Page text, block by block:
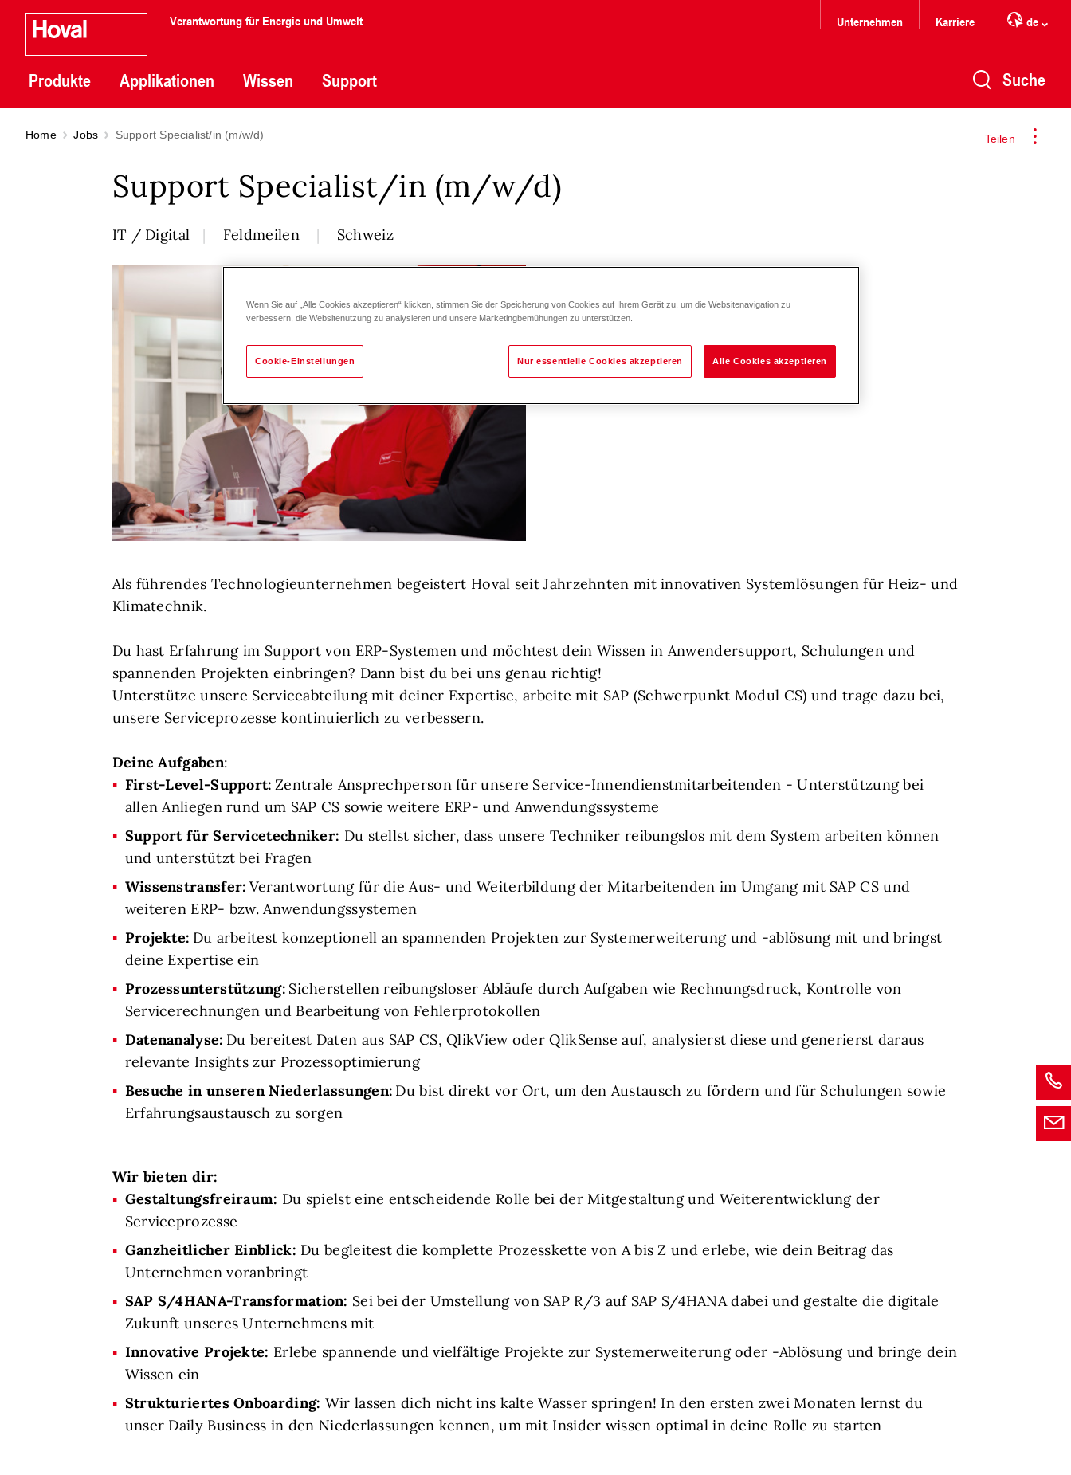
Verantwortung für Energie und Umwelt
Produkte Applikationen Wissen Support
Unternehmen Karriere de
Suche
Teilen
Home Jobs Support Specialist/in (m/w/d)
Support Specialist/in (m/w/d)
IT / Digital Feldmeilen Schweiz
Als führendes Technologieunternehmen begeistert Hoval seit Jahrzehnten mit innovativen Systemlösungen für Heiz- und
Klimatechnik.
Du hast Erfahrung im Support von ERP-Systemen und möchtest dein Wissen in Anwendersupport, Schulungen und
spannenden Projekten einbringen? Dann bist du bei uns genau richtig!
Unterstütze unsere Serviceabteilung mit deiner Expertise, arbeite mit SAP (Schwerpunkt Modul CS) und trage dazu bei,
unsere Serviceprozesse kontinuierlich zu verbessern.
Deine Aufgaben:
First-Level-Support: Zentrale Ansprechperson für unsere Service-Innendienstmitarbeitenden - Unterstützung bei
allen Anliegen rund um SAP CS sowie weitere ERP- und Anwendungssysteme
Support für Servicetechniker: Du stellst sicher, dass unsere Techniker reibungslos mit dem System arbeiten können
und unterstützt bei Fragen
Wissenstransfer: Verantwortung für die Aus- und Weiterbildung der Mitarbeitenden im Umgang mit SAP CS und
weiteren ERP- bzw. Anwendungssystemen
Projekte: Du arbeitest konzeptionell an spannenden Projekten zur Systemerweiterung und -ablösung mit und bringst
deine Expertise ein
Prozessunterstützung: Sicherstellen reibungsloser Abläufe durch Aufgaben wie Rechnungsdruck, Kontrolle von
Servicerechnungen und Bearbeitung von Fehlerprotokollen
Datenanalyse: Du bereitest Daten aus SAP CS, QlikView oder QlikSense auf, analysierst diese und generierst daraus
relevante Insights zur Prozessoptimierung
Besuche in unseren Niederlassungen: Du bist direkt vor Ort, um den Austausch zu fördern und für Schulungen sowie
Erfahrungsaustausch zu sorgen
Wir bieten dir:
Gestaltungsfreiraum: Du spielst eine entscheidende Rolle bei der Mitgestaltung und Weiterentwicklung der
Serviceprozesse
Ganzheitlicher Einblick: Du begleitest die komplette Prozesskette von A bis Z und erlebe, wie dein Beitrag das
Unternehmen voranbringt
SAP S/4HANA-Transformation: Sei bei der Umstellung von SAP R/3 auf SAP S/4HANA dabei und gestalte die digitale
Zukunft unseres Unternehmens mit
Innovative Projekte: Erlebe spannende und vielfältige Projekte zur Systemerweiterung oder -Ablösung und bringe dein
Wissen ein
Strukturiertes Onboarding: Wir lassen dich nicht ins kalte Wasser springen! In den ersten zwei Monaten lernst du
unser Daily Business in den Niederlassungen kennen, um mit Insider wissen optimal in deine Rolle zu starten
Wenn Sie auf „Alle Cookies akzeptieren“ klicken, stimmen Sie der Speicherung von Cookies auf Ihrem Gerät zu, um die Websitenavigation zu
verbessern, die Websitenutzung zu analysieren und unsere Marketingbemühungen zu unterstützen.
Cookie-Einstellungen Nur essentielle Cookies akzeptieren Alle Cookies akzeptieren